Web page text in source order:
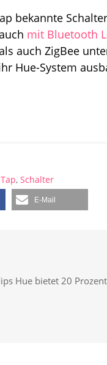
bekannte
mit Bluetooth
auch ZigBee
Hue-System
,Schalter
E-Mail
Hue bietet 20